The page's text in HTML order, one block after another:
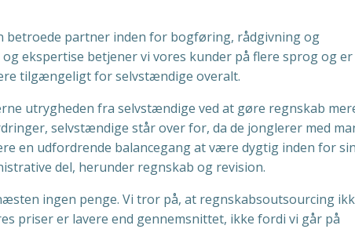
betroede partner inden for bogføring, rådgivning og
ekspertise betjener vi vores kunder på flere sprog og er
tilgængeligt for selvstændige overalt.
utrygheden fra selvstændige ved at gøre regnskab
selvstændige står over for, da de jonglerer med
en udfordrende balancegang at være dygtig inden for sin
del, herunder regnskab og revision.
ingen penge. Vi tror på, at regnskabsoutsourcing
priser er lavere end gennemsnittet, ikke fordi vi går på